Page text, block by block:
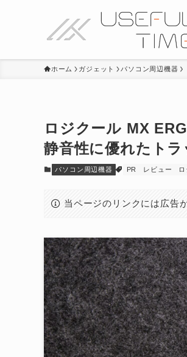
ホーム ガジェット パソコン周辺機器
ロジクール MX
静音性に優れたト
パソコン周辺機器 PR レビュー
当ページのリンクには広告